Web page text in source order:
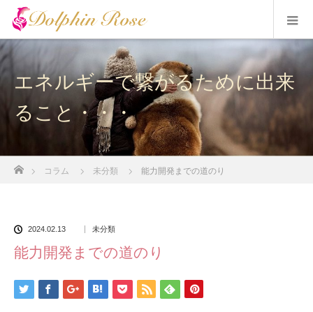
エネルギーで繋がるために出来
ること・・・
コラム 未分類 能力開発までの道のり
2024.02.13 未分類
能力開発までの道のり